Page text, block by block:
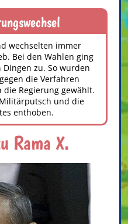
wechselten immer
Bei den Wahlen ging
zu. So wurden
die Verfahren
Regierung gewählt.
und die
enthoben.
Rama X.